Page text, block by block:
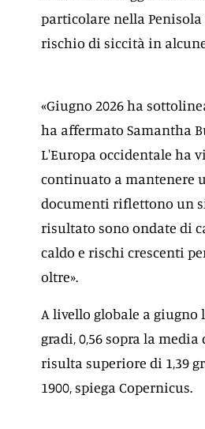
particolare nella
rischio di siccità in
«Giugno 2026 ha
ha affermato Samantha
L'Europa occidentale ha
continuato a mantenere
documenti riflettono un
risultato sono ondate di
caldo e rischi crescenti
oltre».
A livello globale a
gradi, 0,56 sopra la media
risulta superiore di 1,39
1900, spiega Copernicus.